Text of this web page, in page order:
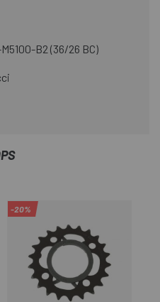
B2 (36/26 BC)
-20%